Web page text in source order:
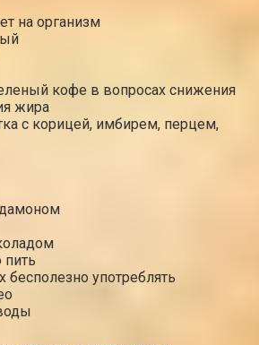
на организм
кофе в вопросах снижения
жира
с корицей, имбирем, перцем,
пить
бесполезно употреблять